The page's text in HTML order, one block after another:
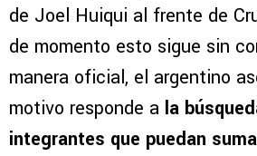
de Joel Huiqui al frente de
de momento esto sigue sin
manera oficial, el argentino
motivo responde a la
integrantes que puedan